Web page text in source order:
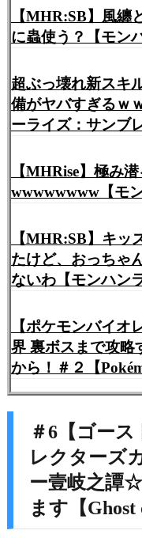
【MHR:SB】風纏
に蟲使う？【モン
超ぶっ壊れ新スキ
備がヤバすぎるｗ
ーライズ：サンブ
【MHRise】極み
wwwwwwww【モ
【MHR:SB】キッ
たけど、おっちゃ
ないわ【モンハン
【ポケモンバイオ
界 裏ボスまで攻略
から！＃２【
＃6【ゴー
レクターズ
ー壹岐之譚
ます【Ghost